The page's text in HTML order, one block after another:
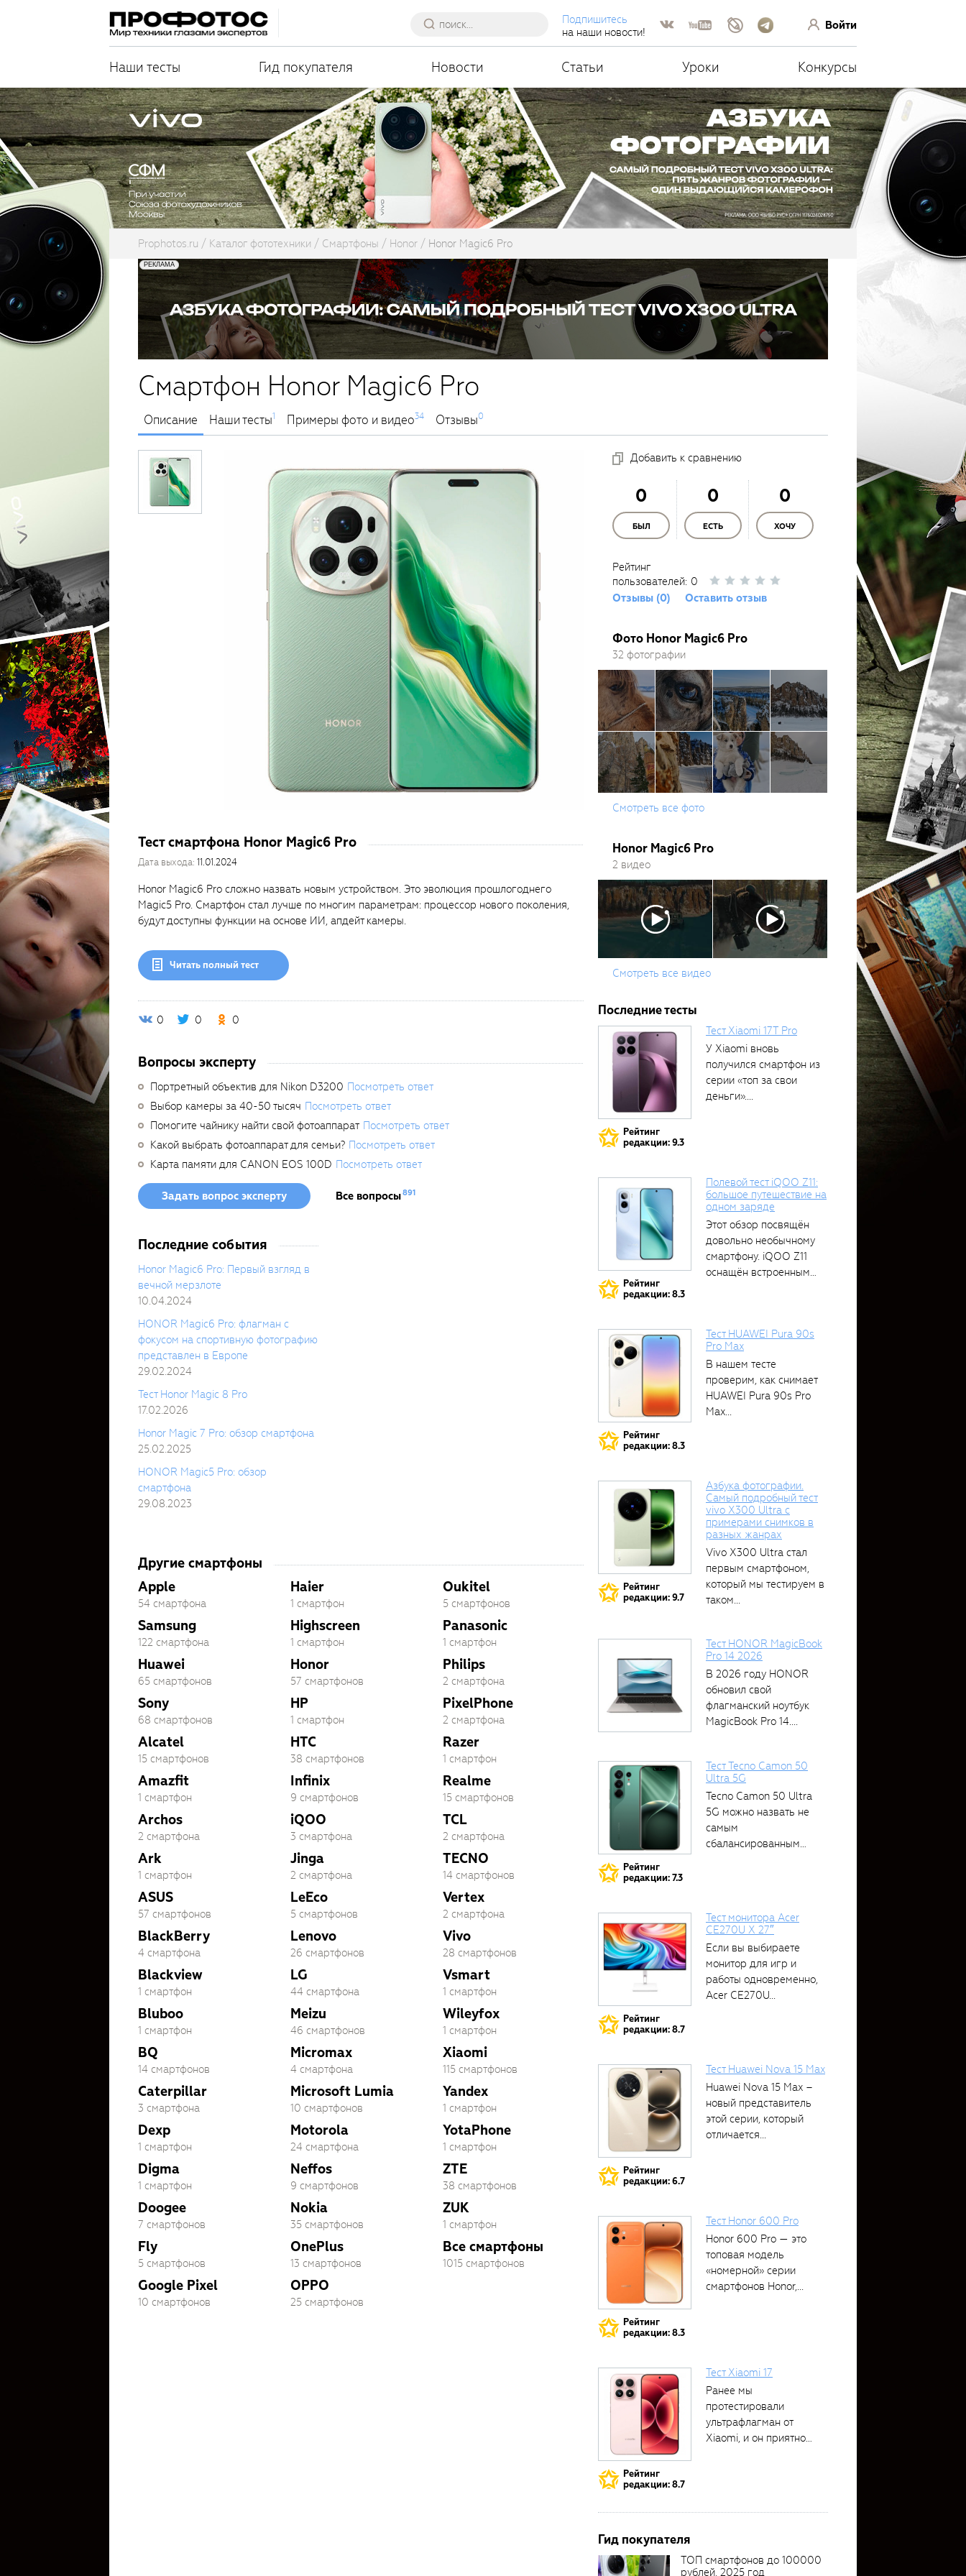
Подпишитесь
на наши новости!
Войти
Наши тесты Гид покупателя Новости Статьи Уроки Конкурсы
Prophotos.ru Каталог фототехники Смартфоны Honor Honor Magic6 Pro
Смартфон Honor Magic6 Pro
Описание Наши тесты1 Примеры фото и видео34 Отзывы0
Тест смартфона Honor Magic6 Pro
Дата выхода: 11.01.2024
Honor Magic6 Pro сложно назвать новым устройством. Это эволюция прошлогоднего
Magic5 Pro. Смартфон стал лучше по многим параметрам: процессор нового поколения,
будут доступны функции на основе ИИ, апдейт камеры.
Читать полный тест
0 0 0
Вопросы эксперту
Портретный объектив для Nikon D3200 Посмотреть ответ
Выбор камеры за 40-50 тысяч Посмотреть ответ
Помогите чайнику найти свой фотоаппарат Посмотреть ответ
Какой выбрать фотоаппарат для семьи? Посмотреть ответ
Карта памяти для CANON EOS 100D Посмотреть ответ
Задать вопрос эксперту Все вопросы891
Последние события
Honor Magic6 Pro: Первый взгляд в
вечной мерзлоте
10.04.2024
HONOR Magic6 Pro: флагман с
фокусом на спортивную фотографию
представлен в Европе
29.02.2024
Тест Honor Magic 8 Pro
17.02.2026
Honor Magic 7 Pro: обзор смартфона
25.02.2025
HONOR Magic5 Pro: обзор
смартфона
29.08.2023
Другие смартфоны
Apple
54 смартфона
Samsung
122 смартфона
Huawei
65 смартфонов
Sony
68 смартфонов
Alcatel
15 смартфонов
Amazfit
1 смартфон
Archos
2 смартфона
Ark
1 смартфон
ASUS
57 смартфонов
BlackBerry
4 смартфона
Blackview
1 смартфон
Bluboo
1 смартфон
BQ
14 смартфонов
Caterpillar
3 смартфона
Dexp
1 смартфон
Digma
1 смартфон
Doogee
7 смартфонов
Fly
5 смартфонов
Google Pixel
10 смартфонов
Haier
1 смартфон
Highscreen
1 смартфон
Honor
57 смартфонов
HP
1 смартфон
HTC
38 смартфонов
Infinix
9 смартфонов
iQOO
3 смартфона
Jinga
2 смартфона
LeEco
5 смартфонов
Lenovo
26 смартфонов
LG
44 смартфона
Meizu
46 смартфонов
Micromax
4 смартфона
Microsoft Lumia
10 смартфонов
Motorola
24 смартфона
Neffos
9 смартфонов
Nokia
35 смартфонов
OnePlus
13 смартфонов
OPPO
25 смартфонов
Oukitel
5 смартфонов
Panasonic
1 смартфон
Philips
2 смартфона
PixelPhone
2 смартфона
Razer
1 смартфон
Realme
15 смартфонов
TCL
2 смартфона
TECNO
14 смартфонов
Vertex
2 смартфона
Vivo
28 смартфонов
Vsmart
1 смартфон
Wileyfox
1 смартфон
Xiaomi
115 смартфонов
Yandex
1 смартфон
YotaPhone
1 смартфон
ZTE
38 смартфонов
ZUK
1 смартфон
Все смартфоны
1015 смартфонов
Добавить к сравнению
0
БЫЛ
0
ЕСТЬ
0
ХОЧУ
Рейтинг
пользователей: 0
Отзывы (0)
Оставить отзыв
Фото Honor Magic6 Pro
32 фотографии
Смотреть все фото
Honor Magic6 Pro
2 видео
Смотреть все видео
Последние тесты
Рейтинг
редакции: 9.3
Тест Xiaomi 17T Pro
У Xiaomi вновь
получился смартфон из
серии «топ за свои
деньги»....
Рейтинг
редакции: 8.3
Полевой тест iQOO Z11:
большое путешествие на
одном заряде
Этот обзор посвящён
довольно необычному
смартфону. iQOO Z11
оснащён встроенным
Рейтинг
редакции: 8.3
Тест HUAWEI Pura 90s
Pro Max
В нашем тесте
проверим, как снимает
HUAWEI Pura 90s Pro
Max...
Рейтинг
редакции: 9.7
Азбука фотографии.
Самый подробный тест
vivo X300 Ultra с
примерами снимков в
разных жанрах
Vivo X300 Ultra стал
первым смартфоном,
который мы тестируем в
таком...
Тест HONOR MagicBook
Pro 14 2026
В 2026 году HONOR
обновил свой
флагманский ноутбук
MagicBook Pro 14....
Рейтинг
редакции: 7.3
Тест Tecno Camon 50
Ultra 5G
Tecno Camon 50 Ultra
5G можно назвать не
самым
сбалансированным
Рейтинг
редакции: 8.7
Тест монитора Acer
CE270U X 27″
Если вы выбираете
монитор для игр и
работы одновременно,
Acer CE270U...
Рейтинг
редакции: 6.7
Тест Huawei Nova 15 Max
Huawei Nova 15 Max –
новый представитель
этой серии, который
отличается...
Рейтинг
редакции: 8.3
Тест Honor 600 Pro
Honor 600 Pro — это
топовая модель
«номерной» серии
смартфонов Honor,...
Рейтинг
редакции: 8.7
Тест Xiaomi 17
Ранее мы
протестировали
ультрафлагман от
Xiaomi, и он приятно
Гид покупателя
ТОП смартфонов до 100000
рублей, 2025 год